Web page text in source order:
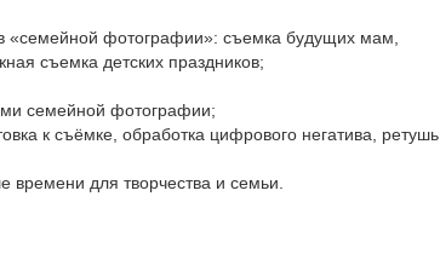
«семейной фотографии»: съемка будущих мам,
съемка детских праздников;
семейной фотографии;
к съёмке, обработка цифрового негатива, ретушь,
времени для творчества и семьи.